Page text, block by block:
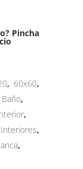
Pincha
, 60x60,
,
,
Interiores,
,